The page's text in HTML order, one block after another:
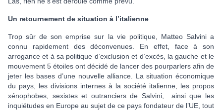
Un retournement de situation à l’italienne
Trop sûr de son emprise sur la vie politique, Matteo Salvini a
connu rapidement des déconvenues. En effet, face à son
arrogance et à sa politique d’exclusion et d’excès, la gauche et le
mouvement 5 étoiles ont décidé de lancer des pourparlers afin de
jeter les bases d’une nouvelle alliance. La situation économique
du pays, les divisions internes à la société italienne, les propos
xénophobes, sexistes et outranciers de Salvini, ainsi que les
inquiétudes en Europe au sujet de ce pays fondateur de l’UE, tout